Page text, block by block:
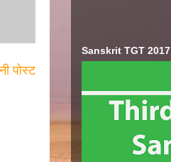
पोस्ट
Sanskrit TGT 2017